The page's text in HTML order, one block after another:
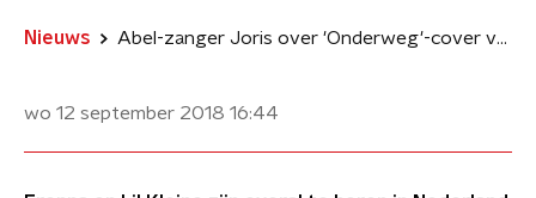
Nieuws Abel-zanger Joris over 'Onderweg'-cover van Lil Kleine en Frenna
wo 12 september 2018 16:44